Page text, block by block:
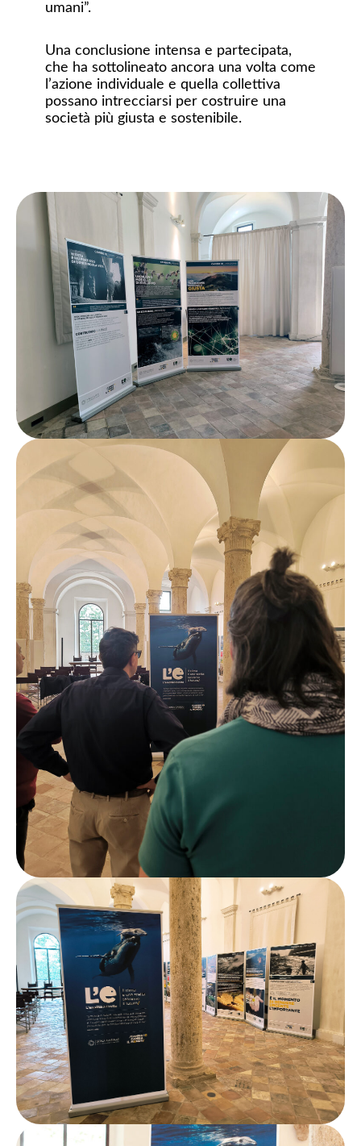
umani”.
Una conclusione intensa e partecipata,
che ha sottolineato ancora una volta come
l’azione individuale e quella collettiva
possano intrecciarsi per costruire una
società più giusta e sostenibile.